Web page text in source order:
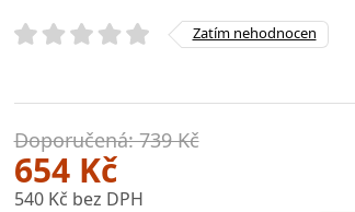
Zatím nehodnocen
Doporučená: 739 Kč
654 Kč
540 Kč bez DPH